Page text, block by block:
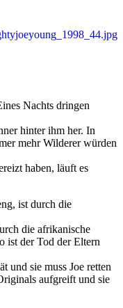
Nachts dringen
hinter ihm her. In
mehr Wilderer würden
haben, läuft es
ist durch die
die afrikanische
ist der Tod der Eltern
und sie muss Joe retten
aufgreift und sie